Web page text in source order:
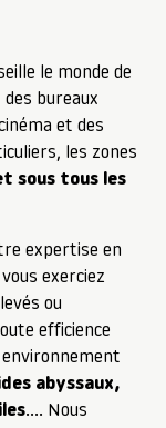
le monde de
des bureaux
et des
les zones
sous tous les
expertise en
exerciez
ou
efficience
abyssaux,
…. Nous